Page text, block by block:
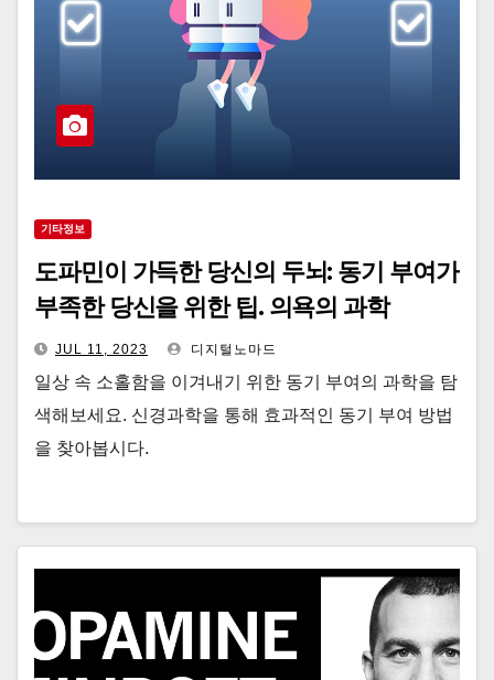
기타정보
도파민이 가득한 당신의 두뇌: 동기 부여가
부족한 당신을 위한 팁. 의욕의 과학
JUL 11, 2023 디지털노마드
일상 속 소홀함을 이겨내기 위한 동기 부여의 과학을 탐
색해보세요. 신경과학을 통해 효과적인 동기 부여 방법
을 찾아봅시다.